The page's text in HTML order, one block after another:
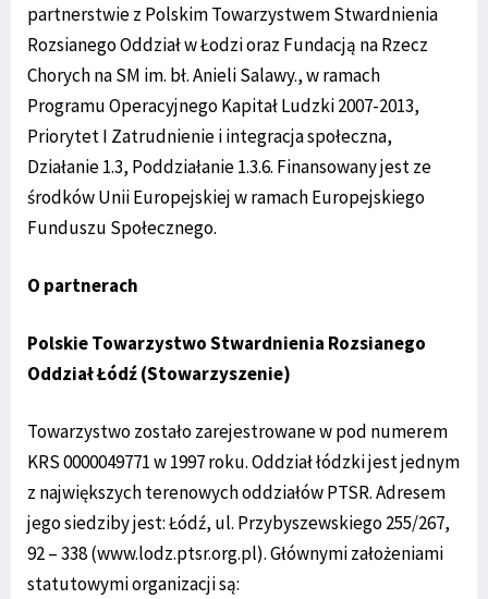
partnerstwie z Polskim Towarzystwem Stwardnienia
Rozsianego Oddział w Łodzi oraz Fundacją na Rzecz
Chorych na SM im. bł. Anieli Salawy., w ramach
Programu Operacyjnego Kapitał Ludzki 2007-2013,
Priorytet I Zatrudnienie i integracja społeczna,
Działanie 1.3, Poddziałanie 1.3.6. Finansowany jest ze
środków Unii Europejskiej w ramach Europejskiego
Funduszu Społecznego.
O partnerach
Polskie Towarzystwo Stwardnienia Rozsianego
Oddział Łódź (Stowarzyszenie)
Towarzystwo zostało zarejestrowane w pod numerem
KRS 0000049771 w 1997 roku. Oddział łódzki jest jednym
z największych terenowych oddziałów PTSR. Adresem
jego siedziby jest: Łódź, ul. Przybyszewskiego 255/267,
92 – 338 (www.lodz.ptsr.org.pl). Głównymi założeniami
statutowymi organizacji są: